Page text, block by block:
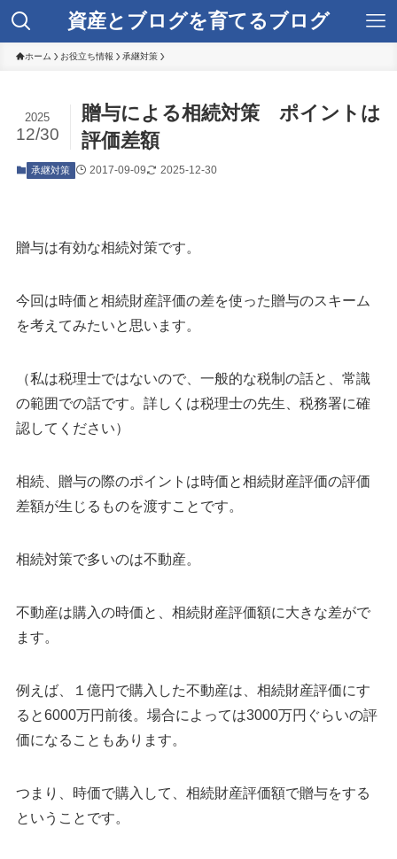
資産とブログを育てるブログ
ホーム お役立ち情報 承継対策
贈与による相続対策 ポイントは
評価差額
2025
12/30
承継対策 2017-09-09 2025-12-30
贈与は有効な相続対策です。
今回は時価と相続財産評価の差を使った贈与のスキーム
を考えてみたいと思います。
（私は税理士ではないので、一般的な税制の話と、常識
の範囲での話です。詳しくは税理士の先生、税務署に確
認してください）
相続、贈与の際のポイントは時価と相続財産評価の評価
差額が生じるものを渡すことです。
相続対策で多いのは不動産。
不動産は購入の時価と、相続財産評価額に大きな差がで
ます。
例えば、１億円で購入した不動産は、相続財産評価にす
ると6000万円前後。場合によっては3000万円ぐらいの評
価になることもあります。
つまり、時価で購入して、相続財産評価額で贈与をする
ということです。